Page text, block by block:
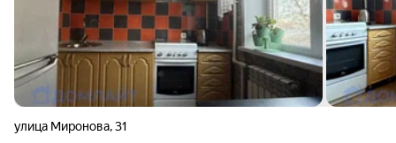
улица Миронова,31